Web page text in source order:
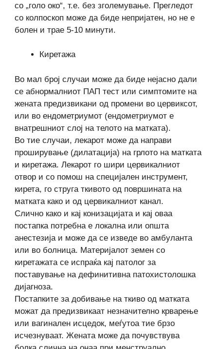
со „голо око“, т.е. без зголемување. Прегледот
со колпоскоп може да биде непријатен, но не е
болен и трае 5-10 минути.
Киретажа
Во мал број случаи може да биде нејасно дали
се абнормалниот ПАП тест или симптомите на
жената предизвикани од промени во цервиксот,
или во ендометриумот (ендометриумот е
внатрешниот слој на телото на матката).
Во тие случаи, лекарот може да направи
проширување (дилатација) на грлото на матката
и киретажа. Лекарот го шири цервикалниот
отвор и со помош на специјален инструмент,
кирета, го струга ткивото од површината на
матката како и од цервикалниот канал.
Слично како и кај конизацијата и кај оваа
постапка потребна е локална или општа
анестезија и може да се изведе во амбуланта
или во болница. Материјалот земен со
киретажата се испраќа кај патолог за
поставување на дефинитивна патохистолошка
дијагноза.
Постапките за добивање на ткиво од матката
можат да предизвикаат незначително крварење
или вагинален исцедок, меѓутоа тие брзо
исчезнуваат. Жената може да почувствува